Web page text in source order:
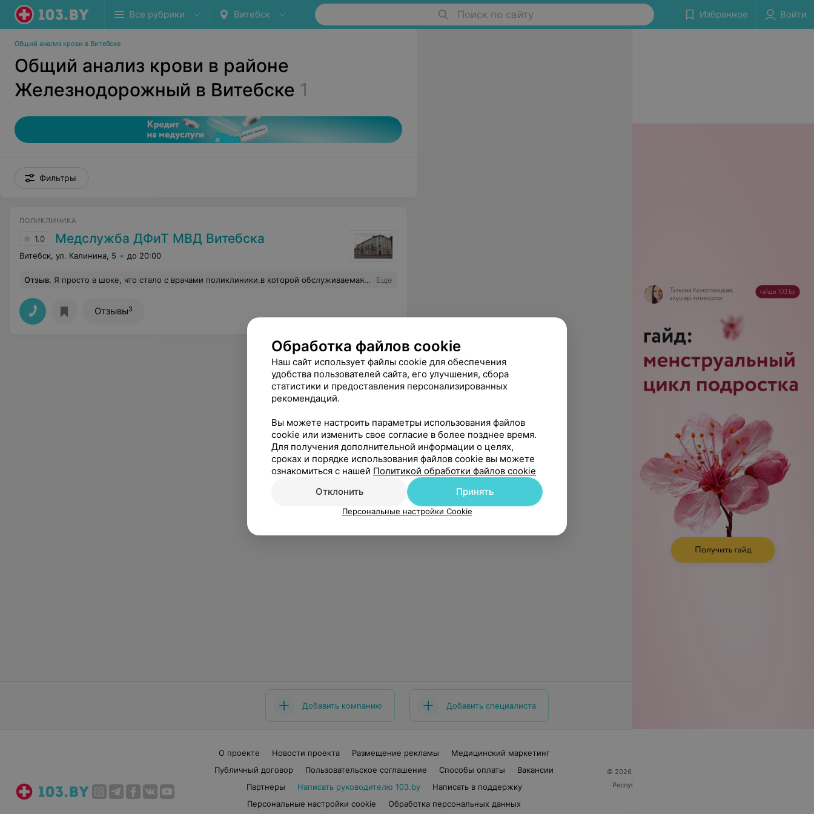
Все рубрики Витебск Поиск по сайту Избранное Войти
Общий анализ крови в Витебске
Общий анализ крови в районе
Железнодорожный в Витебске 1
Фильтры
ПОЛИКЛИНИКА
1.0 Медслужба ДФиТ МВД Витебска
Витебск, ул. Калинина, 5 до 20:00
Отзыв. Я просто в шоке, что стало с врачами поликлиники.в которой обслуживаемая мы с женой 25 лет.Заранее взяли талон к терапевту моей жене на 6.08.21 на 9.24. в каб.2.12 Моя жена последнее время стала плохо себя чувствовать. Заранее приехали к врачу в 9.15. Возле кабинета была очередь 2 человека.Для того чтобы попасть к врачу жене необходимо было отпроситься на час с работы.. Пока ждали приема в кабинет к терапевту постоянно кто то заходил и выходил. Жену запустили только в 9.50. потом врач отправил на анализы где сказали что они работают до 10 и какого ч...а вы сюда пришли поздно.но пришлось их уговорить чтобы сдать анализ.потом терапевт отправила на кардиограмму.где очередь 10 человек. И выписала общий анализ крови. На 30.0821. короче потратила на прием моей жены ровно 2 минуты. Даже не спросив и не выслушав поциента.А до 30. 08 - хоть ты помирай. Больше мы в эту поликлинику не ногой. Врачи новые просто ужас. Пациенты для них это не люди а расходный материал. Вот тебе и бесплатная медицина Еще
Отзывы3
Добавить компанию Добавить специалиста
О проекте Новости проекта Размещение рекламы
Медицинский маркетинг
Публичный договор
Пользовательское соглашение Способы оплаты
Вакансии
Партнеры
Написать руководителю 103.by
Написать в поддержку
Персональные настройки cookie
Обработка персональных данных
© 2026 ООО «Артокс Лаб», УНП 191700409
Республика Беларусь, г. Минск, улица Толбухина, 2,
Обработка файлов cookie
Наш сайт использует файлы cookie для обеспечения
удобства пользователей сайта, его улучшения, сбора
статистики и предоставления персонализированных
рекомендаций.
Вы можете настроить параметры использования файлов
cookie или изменить свое согласие в более позднее время.
Для получения дополнительной информации о целях,
сроках и порядке использования файлов cookie вы можете
ознакомиться с нашей Политикой обработки файлов cookie
Отклонить
Принять
Персональные настройки Cookie